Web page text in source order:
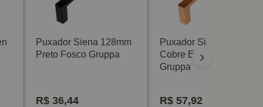
Puxador Siena 128mm
Preto Fosco Gruppa
R$ 36,44
Puxador Siena 256mm
Cobre Escovado
Gruppa
R$ 57,92